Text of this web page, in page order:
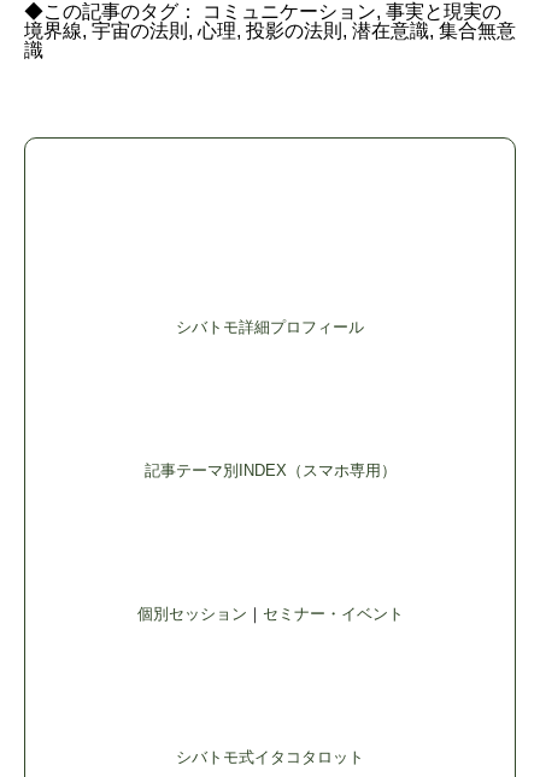
◆この記事のタグ： コミュニケーション, 事実と現実の
境界線, 宇宙の法則 , 心理, 投影の法則 , 潜在意識, 集合無意
識
シバトモ詳細プロフィール
記事テーマ別INDEX（スマホ専用）
個別セッション ｜ セミナー・イベント
シバトモ式イタコタロット